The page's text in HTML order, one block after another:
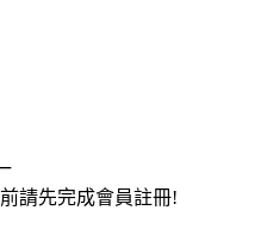
請先完成會員註冊!